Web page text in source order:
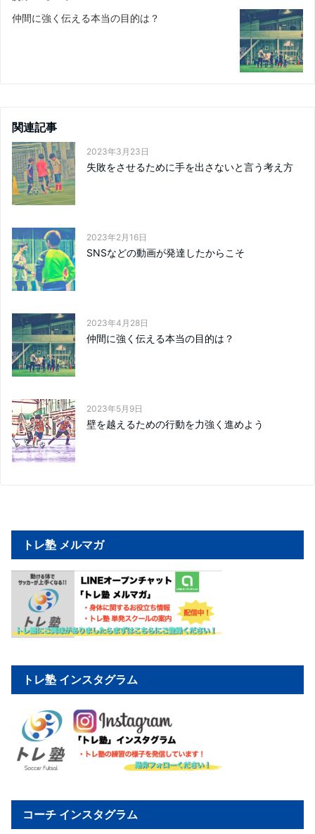
仲間に強く伝える本当の目的は？
関連記事
2023年3月23日
失敗をさせるために手を出さないと言う考え方
2023年2月16日
SNSなどの動画が発達したからこそ
2023年4月28日
仲間に強く伝える本当の目的は？
2023年5月9日
壁を越えるための行動を力強く進めよう
トレ塾 メルマガ
トレ塾 インスタグラム
コーチ インスタグラム